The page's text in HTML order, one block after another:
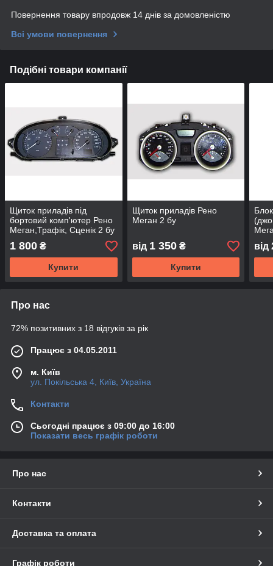
Повернення товару впродовж 14 днів за домовленістю
Всі умови повернення
Подібні товари компанії
Щиток приладів під
бортовий комп'ютер Рено
Меган,Трафік, Сценік 2 бу
1 800 ₴
Купити
Щиток приладів Рено
Меган 2 бу
від 1 350₴
Купити
від
Про нас
72% позитивних з 18 відгуків за рік
Працює з 04.05.2011
м. Київ
ул. Покільська 4, Київ, Україна
Контакти
Сьогодні працює з 09:00 до 16:00
Показати весь графік роботи
Про нас
Контакти
Доставка та оплата
Графік роботи